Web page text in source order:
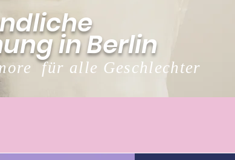
in Berlin
für alle Geschlechter